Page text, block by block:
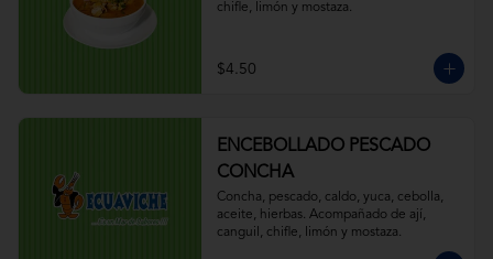
chifle, limón y mostaza.
$4.50
ENCEBOLLADO PESCADO
CONCHA
Concha, pescado, caldo, yuca, cebolla,
aceite, hierbas. Acompañado de ají,
canguil, chifle, limón y mostaza.